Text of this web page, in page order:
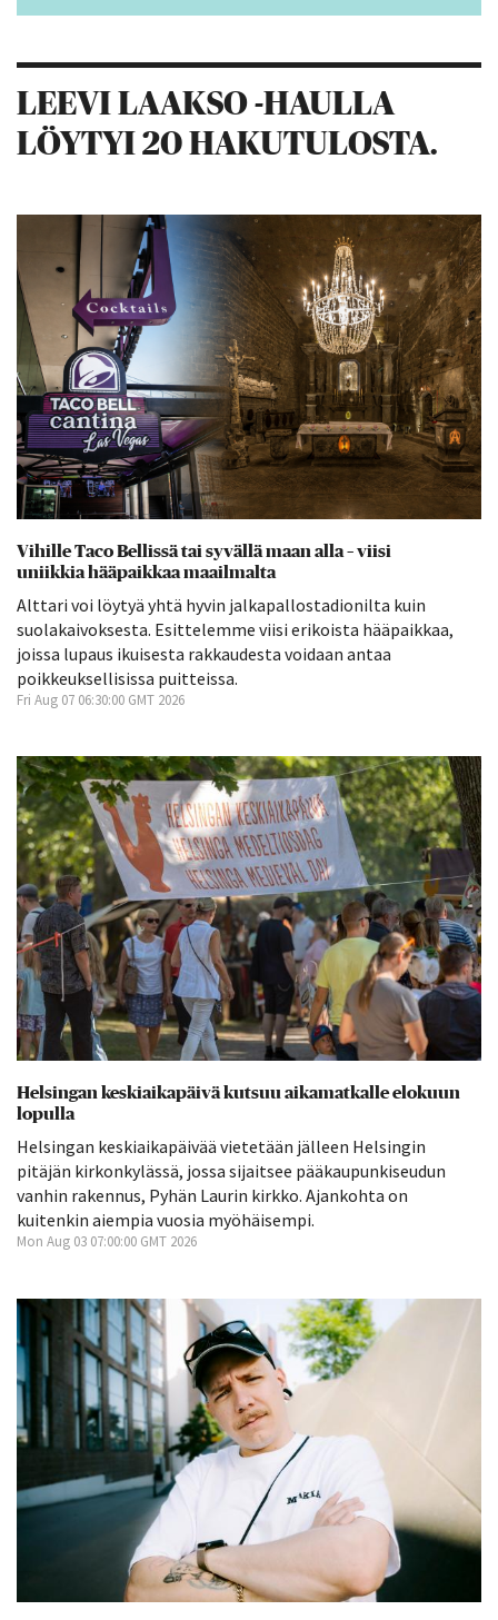
LEEVI LAAKSO -HAULLA
LÖYTYI 20 HAKUTULOSTA.
Vihille Taco Bellissä tai syvällä maan alla – viisi
uniikkia hääpaikkaa maailmalta
Alttari voi löytyä yhtä hyvin jalkapallostadionilta kuin
suolakaivoksesta. Esittelemme viisi erikoista hääpaikkaa,
joissa lupaus ikuisesta rakkaudesta voidaan antaa
poikkeuksellisissa puitteissa.
Fri Aug 07 06:30:00 GMT 2026
Helsingan keskiaikapäivä kutsuu aikamatkalle elokuun
lopulla
Helsingan keskiaikapäivää vietetään jälleen Helsingin
pitäjän kirkonkylässä, jossa sijaitsee pääkaupunkiseudun
vanhin rakennus, Pyhän Laurin kirkko. Ajankohta on
kuitenkin aiempia vuosia myöhäisempi.
Mon Aug 03 07:00:00 GMT 2026